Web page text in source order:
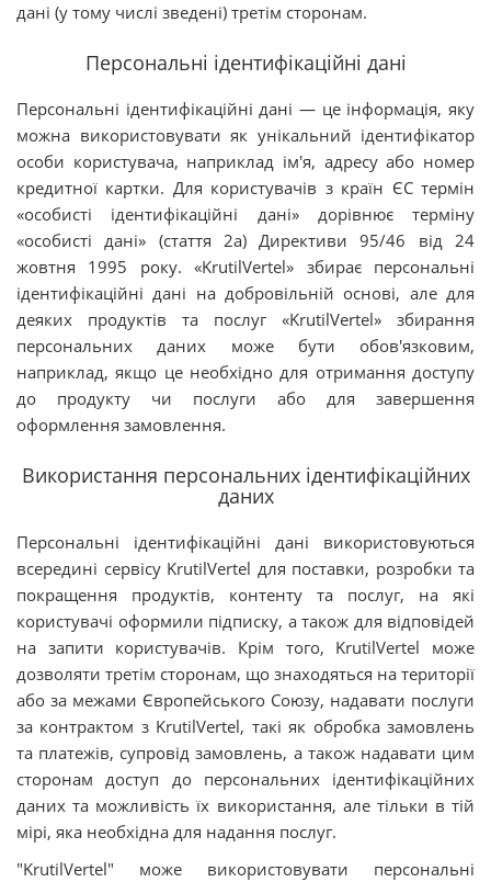
дані (у тому числі зведені) третім сторонам.
Персональні ідентифікаційні дані
Персональні ідентифікаційні дані — це інформація, яку
можна використовувати як унікальний ідентифікатор
особи користувача, наприклад ім'я, адресу або номер
кредитної картки. Для користувачів з країн ЄС термін
«особисті ідентифікаційні дані» дорівнює терміну
«особисті дані» (стаття 2a) Директиви 95/46 від 24
жовтня 1995 року. «KrutilVertel» збирає персональні
ідентифікаційні дані на добровільній основі, але для
деяких продуктів та послуг «KrutilVertel» збирання
персональних даних може бути обов'язковим,
наприклад, якщо це необхідно для отримання доступу
до продукту чи послуги або для завершення
оформлення замовлення.
Використання персональних ідентифікаційних
даних
Персональні ідентифікаційні дані використовуються
всередині сервісу KrutilVertel для поставки, розробки та
покращення продуктів, контенту та послуг, на які
користувачі оформили підписку, а також для відповідей
на запити користувачів. Крім того, KrutilVertel може
дозволяти третім сторонам, що знаходяться на території
або за межами Європейського Союзу, надавати послуги
за контрактом з KrutilVertel, такі як обробка замовлень
та платежів, супровід замовлень, а також надавати цим
сторонам доступ до персональних ідентифікаційних
даних та можливість їх використання, але тільки в тій
мірі, яка необхідна для надання послуг.
"KrutilVertel" може використовувати персональні